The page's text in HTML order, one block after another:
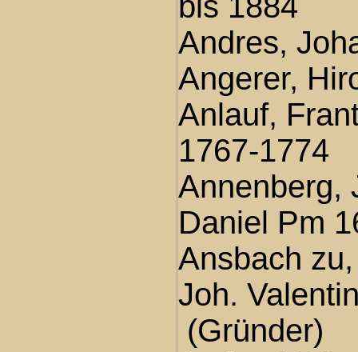
Andres,
Angerer,
Anlauf,
1767-1774
Annenberg,
Daniel Pm
Ansbach
Joh.
(Gründer)